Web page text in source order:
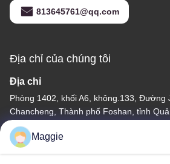
813645761@qq.com
Địa chỉ của chúng tôi
Địa chỉ
Phòng 1402, khối A6, không.133, Đường
Chancheng, Thành phố Foshan, tỉnh
Điện thoại
86-13342999029
Maggie